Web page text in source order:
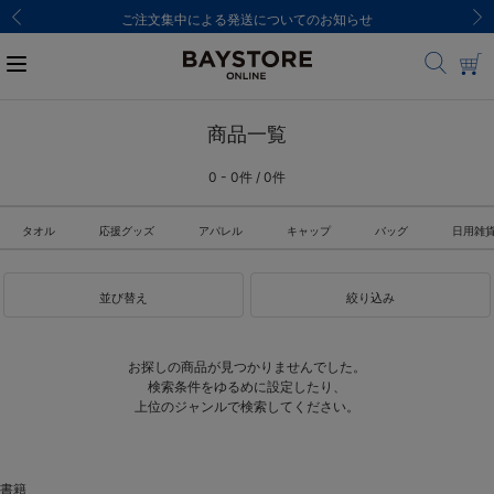
ご注文集中による発送についてのお知らせ
商品一覧
0 - 0件 / 0件
タオル 応援グッズ アパレル キャップ バッグ 日用雑
並び替え 絞り込み
お探しの商品が見つかりませんでした。
検索条件をゆるめに設定したり、
上位のジャンルで検索してください。
書籍